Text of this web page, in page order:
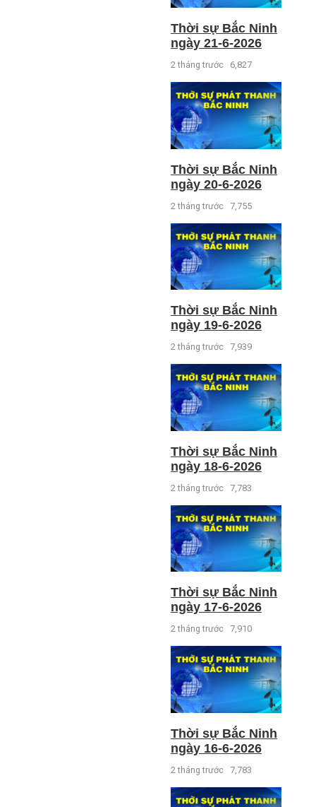
Thời sự Bắc Ninh
ngày 21-6-2026
2 tháng trước 6,827
Thời sự Bắc Ninh
ngày 20-6-2026
2 tháng trước 7,755
Thời sự Bắc Ninh
ngày 19-6-2026
2 tháng trước 7,939
Thời sự Bắc Ninh
ngày 18-6-2026
2 tháng trước 7,783
Thời sự Bắc Ninh
ngày 17-6-2026
2 tháng trước 7,910
Thời sự Bắc Ninh
ngày 16-6-2026
2 tháng trước 7,783